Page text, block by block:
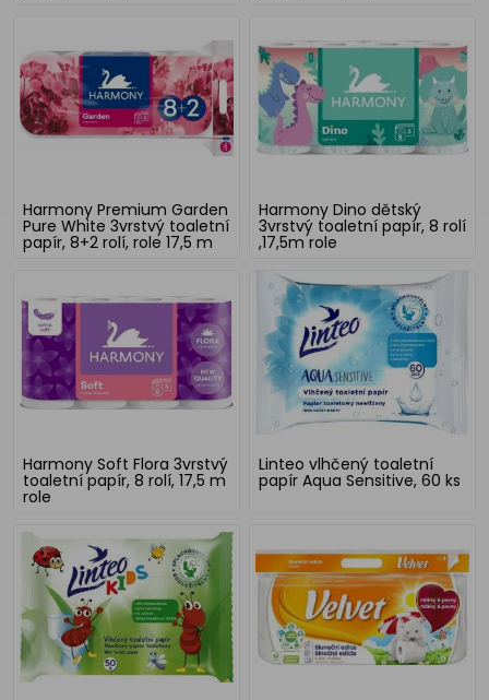
Harmony Premium Garden
Pure White 3vrstvý toaletní
papír, 8+2 rolí, role 17,5 m
Harmony Dino dětský
3vrstvý toaletní papír, 8 rolí
,17,5m role
Harmony Soft Flora 3vrstvý
toaletní papír, 8 rolí, 17,5 m
role
Linteo vlhčený toaletní
papír Aqua Sensitive, 60 ks